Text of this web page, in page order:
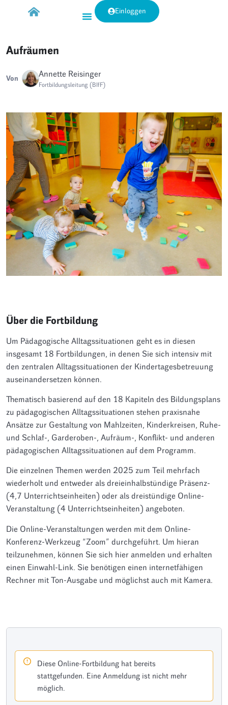
Einloggen
Aufräumen
Von Annette Reisinger
Fortbildungsleitung (BIfF)
Über die Fortbildung
Um Pädagogische Alltagssituationen geht es in diesen
insgesamt 18 Fortbildungen, in denen Sie sich intensiv mit
den zentralen Alltagssituationen der Kindertagesbetreuung
auseinandersetzen können.
Thematisch basierend auf den 18 Kapiteln des Bildungsplans
zu pädagogischen Alltagssituationen stehen praxisnahe
Ansätze zur Gestaltung von Mahlzeiten, Kinderkreisen, Ruhe-
und Schlaf-, Garderoben-, Aufräum-, Konflikt- und anderen
pädagogischen Alltagssituationen auf dem Programm.
Die einzelnen Themen werden 2025 zum Teil mehrfach
wiederholt und entweder als dreieinhalbstündige Präsenz-
(4,7 Unterrichtseinheiten) oder als dreistündige Online-
Veranstaltung (4 Unterrichtseinheiten) angeboten.
Die Online-Veranstaltungen werden mit dem Online-
Konferenz-Werkzeug “Zoom” durchgeführt. Um hieran
teilzunehmen, können Sie sich hier anmelden und erhalten
einen Einwahl-Link. Sie benötigen einen internetfähigen
Rechner mit Ton-Ausgabe und möglichst auch mit Kamera.
Diese Online-Fortbildung hat bereits
stattgefunden. Eine Anmeldung ist nicht mehr
möglich.